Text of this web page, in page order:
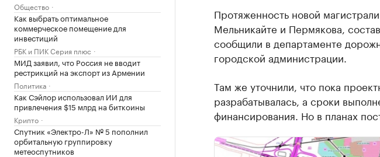
Общество
Как выбрать оптимальное
коммерческое помещение для
инвестиций
РБК и ПИК Серия плюс
МИД заявил, что Россия не вводит
рестрикций на экспорт из Армении
Политика
Как Сэйлор использовал ИИ для
привлечения $15 млрд на биткоины
Крипто
Спутник «Электро-Л» № 5 пополнил
орбитальную группировку
метеоспутников
Протяженность новой
Мельникайте и Пермякова,
сообщили в департаменте
городской администрации.
Там же уточнили, что пока
разрабатывалась, а сроки
финансирования. Но в планах